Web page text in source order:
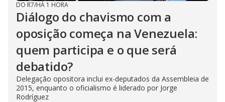
DO R7/HÁ 1 HORA
Diálogo do chavismo com a
oposição começa na Venezuela:
quem participa e o que será
debatido?
Delegação opositora inclui ex-deputados da Assembleia de
2015, enquanto o oficialismo é liderado por Jorge
Rodríguez